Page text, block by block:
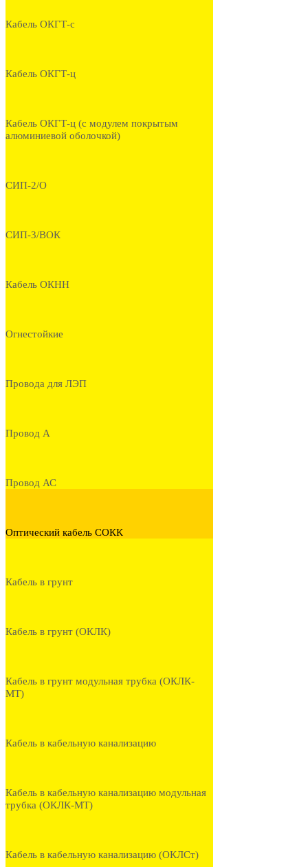
Кабель ОКГТ-с
Кабель ОКГТ-ц
Кабель ОКГТ-ц (с модулем покрытым
алюминиевой оболочкой)
СИП-2/О
СИП-3/ВОК
Кабель ОКНН
Огнестойкие
Провода для ЛЭП
Провод А
Провод АС
Оптический кабель СОКК
Кабель в грунт
Кабель в грунт (ОКЛК)
Кабель в грунт модульная трубка (ОКЛК-
МТ)
Кабель в кабельную канализацию
Кабель в кабельную канализацию модульная
трубка (ОКЛК-МТ)
Кабель в кабельную канализацию (ОКЛСт)